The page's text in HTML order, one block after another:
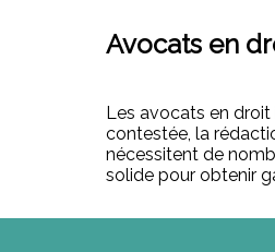
Avocats en
Les avocats en droit
contestée, la
nécessitent de
solide pour obtenir